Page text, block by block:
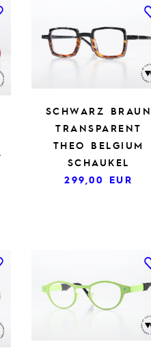
SCHWARZ BRAUN
TRANSPARENT
THEO BELGIUM
SCHAUKEL
299,00 EUR